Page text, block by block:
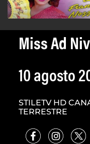
Miss Ad
10 agosto
STILETV HD
TERRESTRE